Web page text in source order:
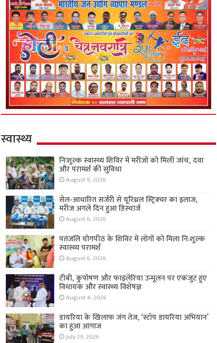
स्वास्थ्य
निःशुल्क स्वास्थ्य शिविर में मरीजों को मिली जांच, दवा
और परामर्श की सुविधा
August 9, 2026
सेल-आधारित सर्जरी से यूरिथ्रल स्ट्रिक्चर का इलाज,
मरीज अगले दिन हुआ डिस्चार्ज
August 6, 2026
पतंजलि योगपीठ के शिविर में लोगों को मिला नि:शुल्क
स्वास्थ्य परामर्श
August 6, 2026
टीबी, कुपोषण और फाइलेरिया उन्मूलन पर एकजुट हुए
विधायक और स्वास्थ्य विशेषज्ञ
August 4, 2026
डायरिया के खिलाफ जंग तेज, ‘स्टॉप डायरिया अभियान’
का हुआ आगाज
July 29, 2026